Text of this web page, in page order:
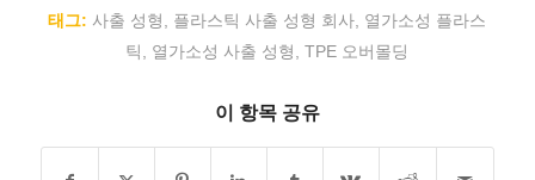
태그: 사출 성형 플라스틱 사출 성형 회사 열가소성 플라스
틱
열가소성 사출 성형 ,TPE 오버몰딩
이 항목 공유